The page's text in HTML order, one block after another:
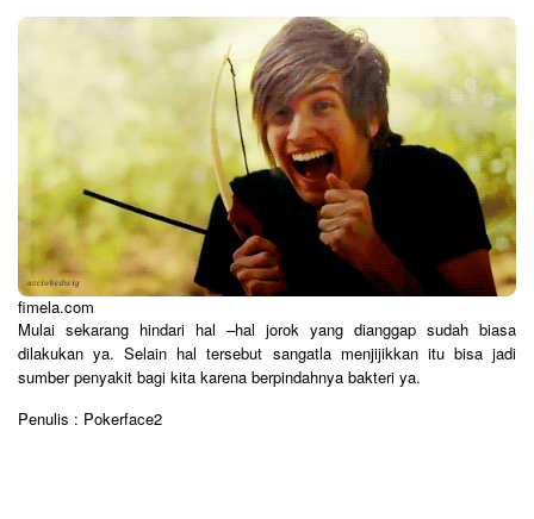
fimela.com
Mulai sekarang hindari hal –hal jorok yang dianggap sudah biasa
dilakukan ya. Selain hal tersebut sangatla menjijikkan itu bisa jadi
sumber penyakit bagi kita karena berpindahnya bakteri ya.
Penulis : Pokerface2